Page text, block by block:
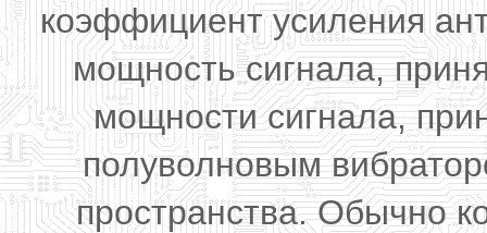
коэффициент усиления
мощность сигнала,
мощности сигнала,
полуволновым
пространства. Обычно